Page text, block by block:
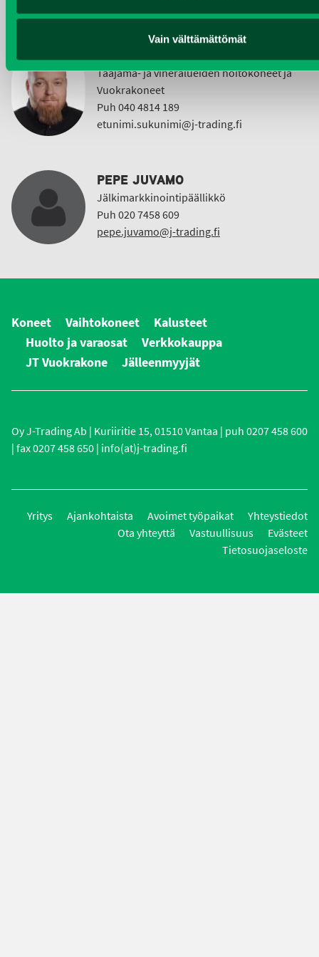
Vain välttämättömät
Taajama- ja viheralueiden hoitokoneet ja
Vuokrakoneet
Puh 040 4814 189
etunimi.sukunimi@j-trading.fi
PEPE JUVAMO
Jälkimarkkinointipäällikkö
Puh 020 7458 609
pepe.juvamo@j-trading.fi
Koneet Vaihtokoneet
Kalusteet
Huolto ja varaosat
Verkkokauppa
JT Vuokrakone
Jälleenmyyjät
Oy J-Trading Ab | Kuriiritie 15, 01510 Vantaa | puh 0207 458 600
| fax 0207 458 650 | info(at)j-trading.fi
Yritys Ajankohtaista Avoimet työpaikat
Yhteystiedot
Ota yhteyttä
Vastuullisuus
Evästeet
Tietosuojaseloste